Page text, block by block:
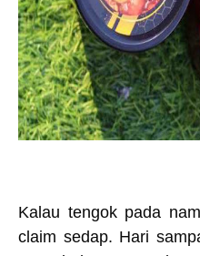
Kalau tengok pada
claim sedap. Hari